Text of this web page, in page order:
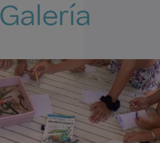
Galería